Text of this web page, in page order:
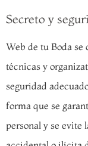
Secreto y
Web de tu Boda se
técnicas y
seguridad
forma que se
personal y se evite